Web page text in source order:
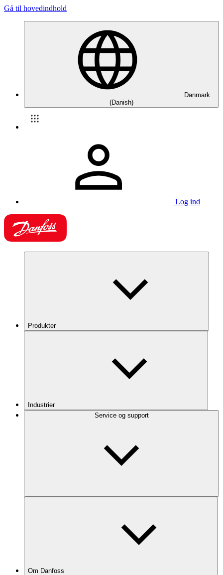
Gå til hovedindhold
Danmark
(Danish)
Log ind
Produkter
Industrier
Service og support
Om Danfoss